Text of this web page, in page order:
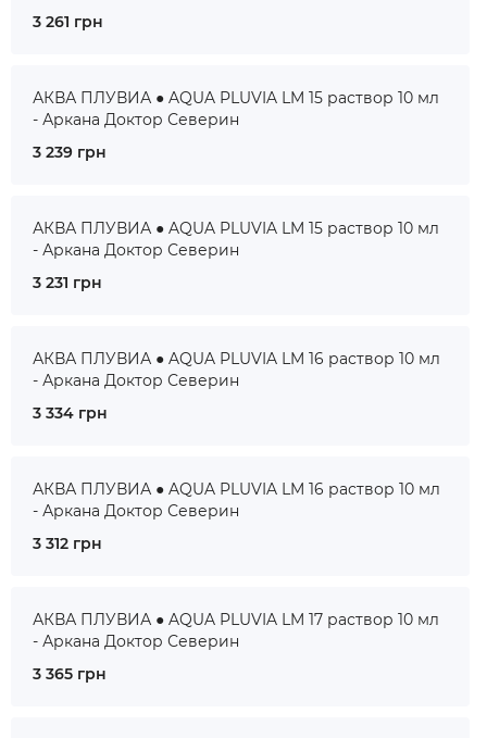
3 261 грн
АКВА ПЛУВИА ● AQUA PLUVIA LM 15 раствор 10 мл
- Аркана Доктор Северин
3 239 грн
АКВА ПЛУВИА ● AQUA PLUVIA LM 15 раствор 10 мл
- Аркана Доктор Северин
3 231 грн
АКВА ПЛУВИА ● AQUA PLUVIA LM 16 раствор 10 мл
- Аркана Доктор Северин
3 334 грн
АКВА ПЛУВИА ● AQUA PLUVIA LM 16 раствор 10 мл
- Аркана Доктор Северин
3 312 грн
АКВА ПЛУВИА ● AQUA PLUVIA LM 17 раствор 10 мл
- Аркана Доктор Северин
3 365 грн